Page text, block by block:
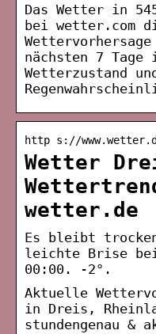
Das Wetter in
bei wetter.com
nächsten 7
Wetterzustand
http s://
Wetter
wetter.de
Es bleibt
leichte Brise bei
00:00. -2°.
Aktuelle
in Dreis,
stundengenau &